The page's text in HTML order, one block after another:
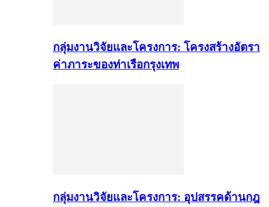
กลุ่มงานวิจัยและโครงการ: โครงสร้างอัตรา
ค่าภาระของท่าเรือกรุงเทพ
กลุ่มงานวิจัยและโครงการ: อุปสรรคด้านกฎ